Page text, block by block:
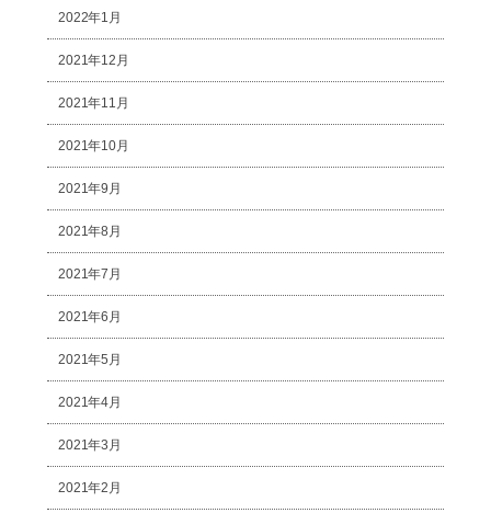
2022年1月
2021年12月
2021年11月
2021年10月
2021年9月
2021年8月
2021年7月
2021年6月
2021年5月
2021年4月
2021年3月
2021年2月